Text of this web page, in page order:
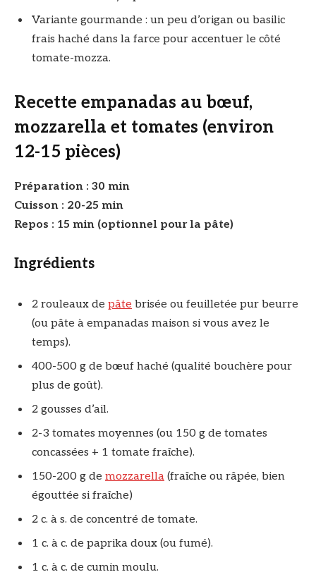
Variante gourmande : un peu d’origan ou basilic
frais haché dans la farce pour accentuer le côté
tomate-mozza.
Recette empanadas au bœuf,
mozzarella et tomates (environ
12-15 pièces)
Préparation : 30 min
Cuisson : 20-25 min
Repos : 15 min (optionnel pour la pâte)
Ingrédients
2 rouleaux de pâte brisée ou feuilletée pur beurre
(ou pâte à empanadas maison si vous avez le
temps).
400-500 g de bœuf haché (qualité bouchère pour
plus de goût).
2 gousses d’ail.
2-3 tomates moyennes (ou 150 g de tomates
concassées + 1 tomate fraîche).
150-200 g de mozzarella (fraîche ou râpée, bien
égouttée si fraîche)
2 c. à s. de concentré de tomate.
1 c. à c. de paprika doux (ou fumé).
1 c. à c. de cumin moulu.